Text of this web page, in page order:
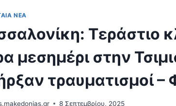
ΝΈΑ
Τεράστιο
μεσημέρι στην
τραυματισμοί
8 Σεπτεμβρίου, 2025